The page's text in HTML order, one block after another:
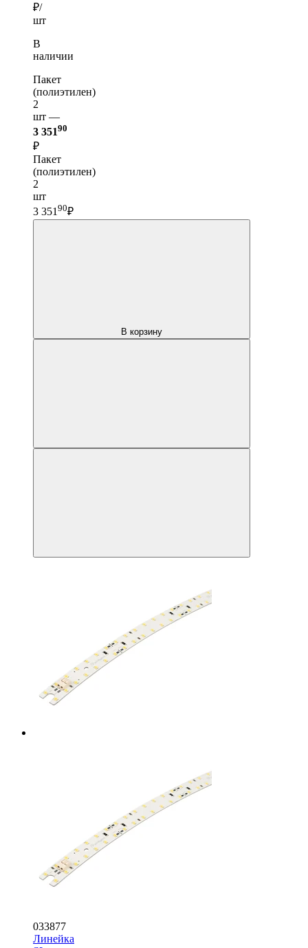
₽/
шт
В
наличии
Пакет
(полиэтилен)
2
шт —
3 35190
₽
Пакет
(полиэтилен)
2
шт
3 35190₽
В корзину
033877
Линейка